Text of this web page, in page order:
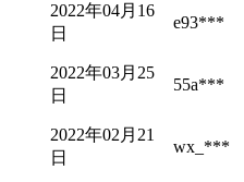
2022年04月16
日
e93***
2022年03月25
日
55a***
2022年02月21
日
wx_***